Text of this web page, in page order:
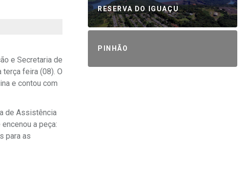
e Secretaria de
feira (08). O
e contou com
de Assistência
a peça:
para as
RESERVA DO IGUAÇU
PINHÃO